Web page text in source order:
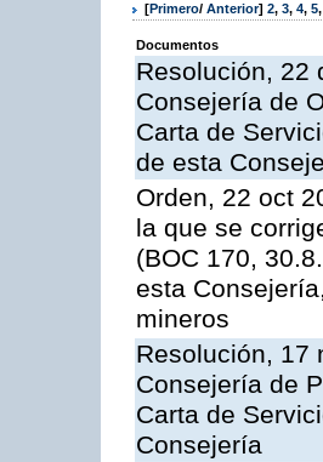
[Primero/ Anterior] 2, 3, 4, 5,
Documentos
Resolución, 22
Consejería de
Carta de
de esta
Orden, 22 oct
la que se
(BOC 170,
esta
mineros
Resolución, 17
Consejería de
Carta de
Consejería